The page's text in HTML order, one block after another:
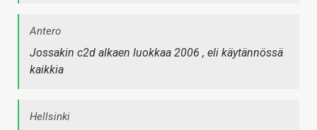
Antero
Jossakin c2d alkaen luokkaa 2006 , eli käytännössä
kaikkia
Hellsinki